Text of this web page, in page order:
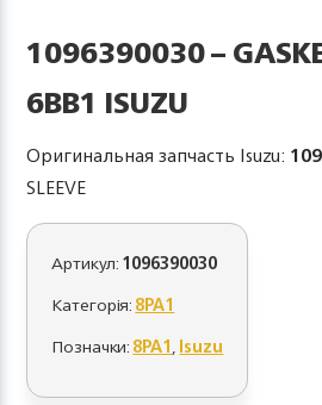
1096390030 –
6BB1 ISUZU
Оригинальная запчасть Isuzu:
SLEEVE
Артикул:1096390030
Категорія:8PA1
Позначки:8PA1,Isuzu